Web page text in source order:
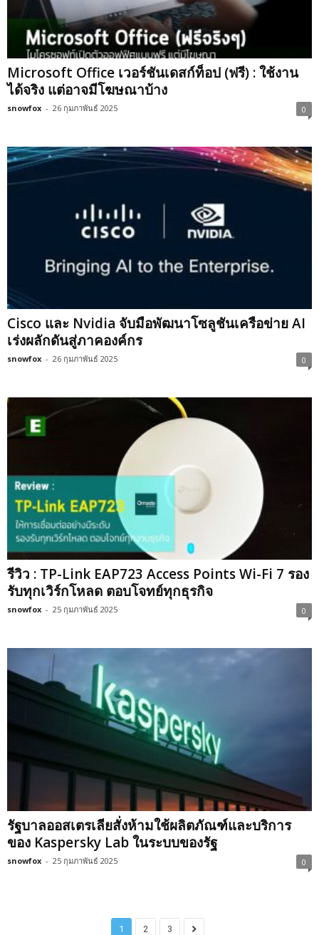
Microsoft Office เวอร์ชันเดสก์ท็อป (ฟรี) : ใช้งาน
ได้จริง แต่อาจมีโฆษณาบ้าง
snowfox - 26 กุมภาพันธ์ 2025 0
Cisco และ Nvidia จับมือพัฒนาโซลูชันเครือข่าย AI
เร่งผลักดันสู่ภาคองค์กร
snowfox - 26 กุมภาพันธ์ 2025 0
รีวิว : TP-Link EAP723 Access Points Wi-Fi 7 รอง
รับทุกเวิร์กโหลด ตอบโจทย์ทุกธุรกิจ
snowfox - 25 กุมภาพันธ์ 2025 0
รัฐบาลออสเตรเลียสั่งห้ามใช้ผลิตภัณฑ์และบริการ
ของ Kaspersky Lab ในระบบของรัฐ
snowfox - 25 กุมภาพันธ์ 2025 0
1 2 3